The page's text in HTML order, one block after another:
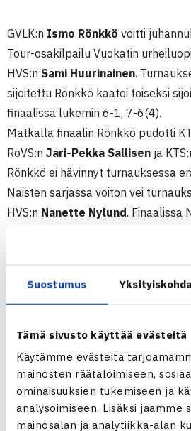
Suostumus
Tämä sivusto käyttää evästeitä
Käytämme evästeitä
mainosten räätälöimiseen,
ominaisuuksien tukemiseen ja
analysoimiseen. Lisäksi jaamme
mainosalan ja analytiikka-alan
GVLK:n Ismo Rönkkö voitti
Tour-osakilpailu Vuokatin
HVS:n Sami Huurinainen.
sijoitettu Rönkkö kaatoi toiseksi
finaalissa lukemin 6-1, 7-6(4).
Matkalla finaalin Rönkkö pudotti
RoVS:n Jari-Pekka Sallisen ja
Rönkkö ei hävinnyt turnauksessa
Naisten sarjassa voiton vei
HVS:n Nanette Nylund. Finaalissa
Turnaus oli miehillä vuoden neljäs
Finnish Tour-osakilpailu. Miehissä
Finnish Tour -osakilpailun voitti
toisen TCT:nJuho Paukkuja
Wennäkoski.
Naisten aiemmat
Johanna Hyödyllesekä Smash-
Eklundille. Seuraava Finnish Tour-
viikolla pelattavat yleisten